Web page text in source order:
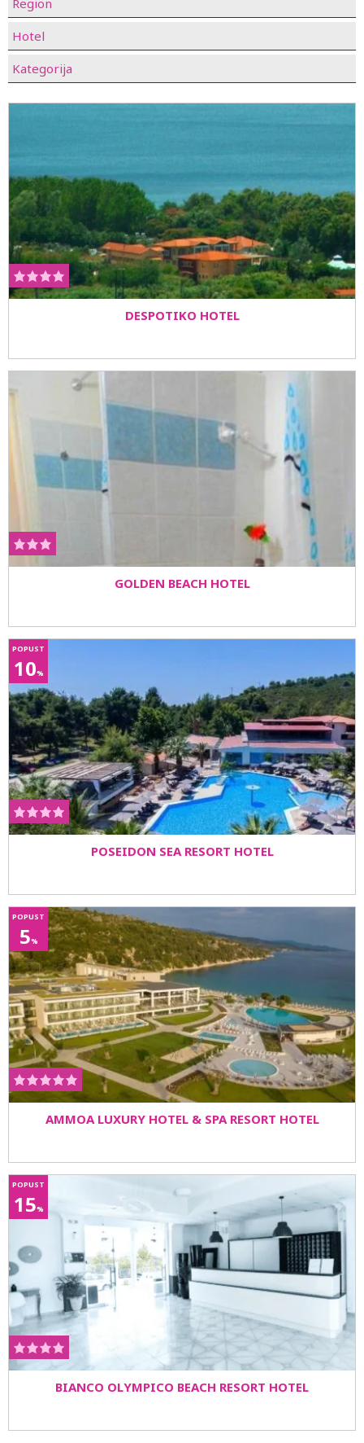
Region
Hotel
Kategorija
DESPOTIKO HOTEL
GOLDEN BEACH HOTEL
POPUST
10%
POSEIDON SEA RESORT HOTEL
POPUST
5%
AMMOA LUXURY HOTEL & SPA RESORT HOTEL
POPUST
15%
BIANCO OLYMPICO BEACH RESORT HOTEL